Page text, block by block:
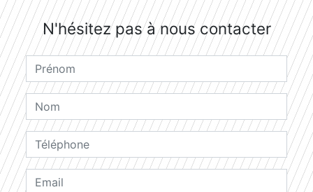
N'hésitez pas à nous contacter